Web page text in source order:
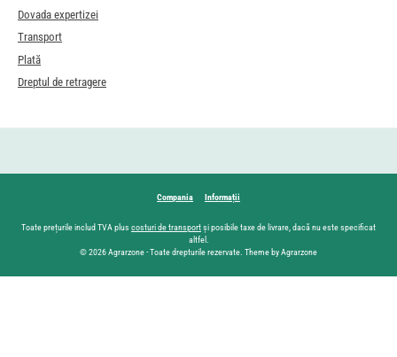
Dovada expertizei
Transport
Plată
Dreptul de retragere
Compania Informații
Toate prețurile includ TVA plus costuri de transportși posibile taxe de livrare, dacă nu este specificat
altfel.
© 2026 Agrarzone - Toate drepturile rezervate. Theme by Agrarzone